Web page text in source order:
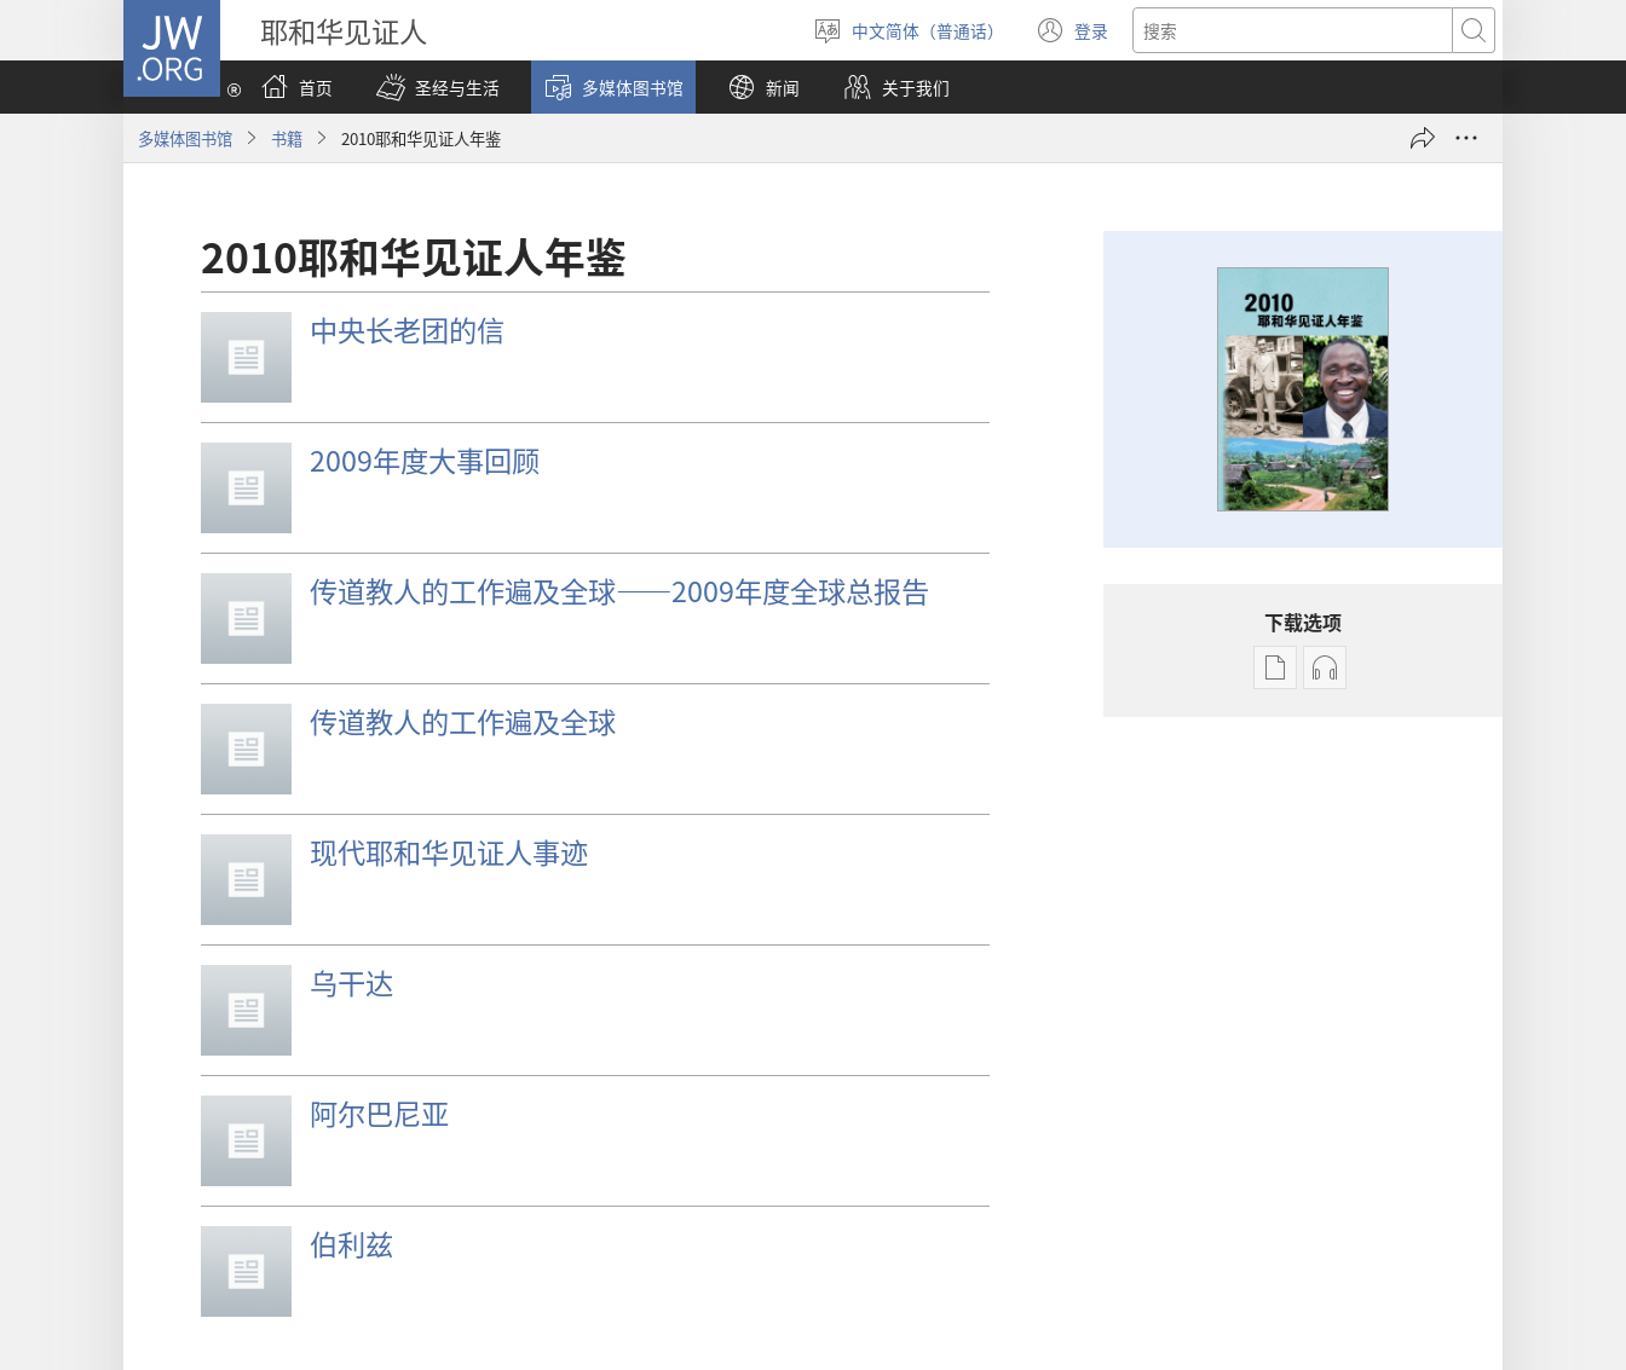
JW.ORG 耶和华见证人
选
择
语
言
中文简体（普通话） 登录
（打
开
窗
搜
索
首页
圣经与生活 多媒体图书馆 新闻 关于我们
多媒体图书馆 书籍 2010耶和华见证人年鉴
2010耶和华见证人年鉴
中央长老团的信
2009年度大事回顾
传道教人的工作遍及全球——2009年度全球总报告
传道教人的工作遍及全球
现代耶和华见证人事迹
乌干达
阿尔巴尼亚
伯利兹
下载选项
出
音